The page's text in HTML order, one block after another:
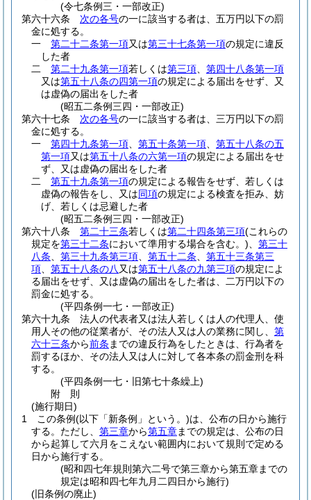
(令七条例三・一部改正)
第六十六条
次の各号の一に該当する者は、五万円以下の罰
金に処する。
一
第二十二条第一項又は第三十七条第一項の規定に違反
した者
二
第二十九条第一項若しくは第三項
第四十八条第一項
又は第五十八条の四第一項の規定による届出をせず、又
は虚偽の届出をした者
(昭五二条例三四・一部改正)
第六十七条
次の各号の一に該当する者は、三万円以下の罰
金に処する。
一
第四十九条第一項 第五十条第一項
第五十八条の五
第一項又は第五十八条の六第一項の規定による届出をせ
ず、又は虚偽の届出をした者
二
第五十九条第一項の規定による報告をせず、若しくは
虚偽の報告をし、又は同項の規定による検査を拒み、妨
げ、若しくは忌避した者
(昭五二条例三四・一部改正)
第六十八条
第二十三条若しくは第二十四条第三項(これらの
規定を第三十二条において準用する場合を含む。)
第三十
八条
第三十九条第三項 第五十二条
第五十三条第三
項
第五十八条の八 又は第五十八条の九第三項の規定によ
る届出をせず、又は虚偽の届出をした者は、二万円以下の
罰金に処する。
(平四条例一七・一部改正)
第六十九条
法人の代表者又は法人若しくは人の代理人、使
用人その他の従業者が、その法人又は人の業務に関し、 第
六十三条から前条 までの違反行為をしたときは、行為者を
罰するほか、その法人又は人に対して各本条の罰金刑を科
する。
(平四条例一七・旧第七十条繰上)
附 則
(施行期日)
1
この条例(以下「新条例」という。)は、公布の日から施行
する。 ただし、 第三章から第五章までの規定は、公布の日
から起算して六月をこえない範囲内において規則で定める
日から施行する。
(昭和四七年規則第六二号で第三章から第五章までの
規定は昭和四七年九月二四日から施行)
(旧条例の廃止)